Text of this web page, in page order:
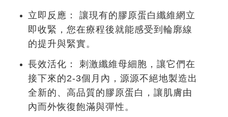
立即反應：
讓現有的膠原蛋白纖維網立
即收緊，您在療程後就能感受到輪廓線
的提升與緊實。
長效活化：
刺激纖維母細胞，讓它們在
接下來的2-3個月內，源源不絕地製造出
全新的、高品質的膠原蛋白，讓肌膚由
內而外恢復飽滿與彈性。